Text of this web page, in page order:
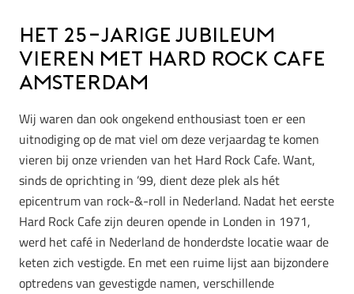
Het 25-jarige jubileum
vieren met Hard Rock Cafe
Amsterdam
Wij waren dan ook ongekend enthousiast toen er een
uitnodiging op de mat viel om deze verjaardag te komen
vieren bij onze vrienden van het Hard Rock Cafe. Want,
sinds de oprichting in ’99, dient deze plek als hét
epicentrum van rock-&-roll in Nederland. Nadat het eerste
Hard Rock Cafe zijn deuren opende in Londen in 1971,
werd het café in Nederland de honderdste locatie waar de
keten zich vestigde. En met een ruime lijst aan bijzondere
optredens van gevestigde namen, verschillende